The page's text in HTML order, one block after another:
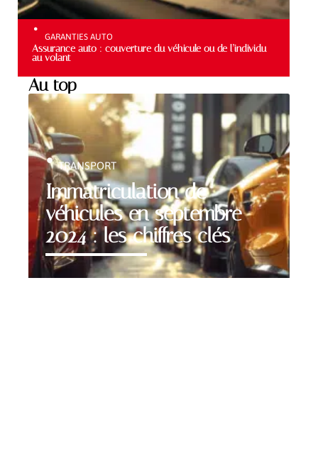
GARANTIES AUTO
Assurance auto : couverture du véhicule ou de l’individu
au volant
Au top
Immatriculation de
véhicules en septembre
2024 : les chiffres clés
TRANSPORT